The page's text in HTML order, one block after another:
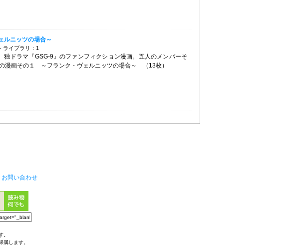
ニッツの場合～
ライブラリ：1
ドラマ『GSG-9』のファンフィクション漫画。五人のメンバーそ
漫画その１ ～フランク・ヴェルニッツの場合～ （13枚）
お問い合わせ
。
属します。